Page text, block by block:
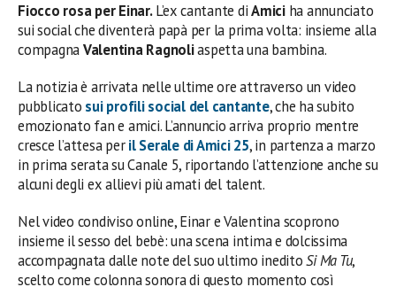
Fiocco rosa per Einar.L’ex cantante diAmiciha annunciato
sui social che diventerà papà per la prima volta: insieme alla
compagnaValentina Ragnoliaspetta una bambina.
La notizia è arrivata nelle ultime ore attraverso un video
pubblicato sui profili social del cantante, che ha subito
emozionato fan e amici. L’annuncio arriva proprio mentre
cresce l’attesa peril Serale diAmici 25, in partenza a marzo
in prima serata su Canale 5, riportando l’attenzione anche su
alcuni degli ex allievi più amati del talent.
Nel video condiviso online, Einar e Valentina scoprono
insieme il sesso del bebè: una scena intima e dolcissima
accompagnata dalle note del suo ultimo ineditoSi Ma Tu,
scelto come colonna sonora di questo momento così